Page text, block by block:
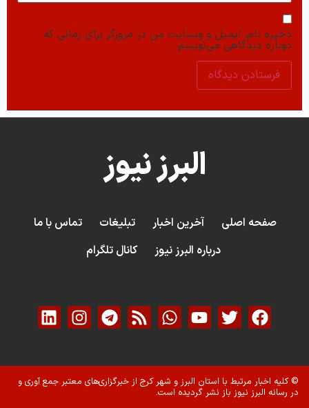
ذخیره نام، ایمیل و وبسایت من در مرورگر برای زمانی که
دوباره دیدگاهی می‌نویسم.
البرز نیوز
صفحه اصلی آخرین اخبار تبلیغات
تماس با ما
درباره البرز نیوز
کانال تلگرام
© کلیه اخبار مرتبط با استان البرز و شهر کرج از خبرگزاری‌های معتبر جمع آوری و
در رسانه البرز نیوز باز نشر گردیده است.